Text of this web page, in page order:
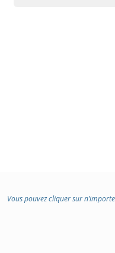
Vous pouvez cliquer sur